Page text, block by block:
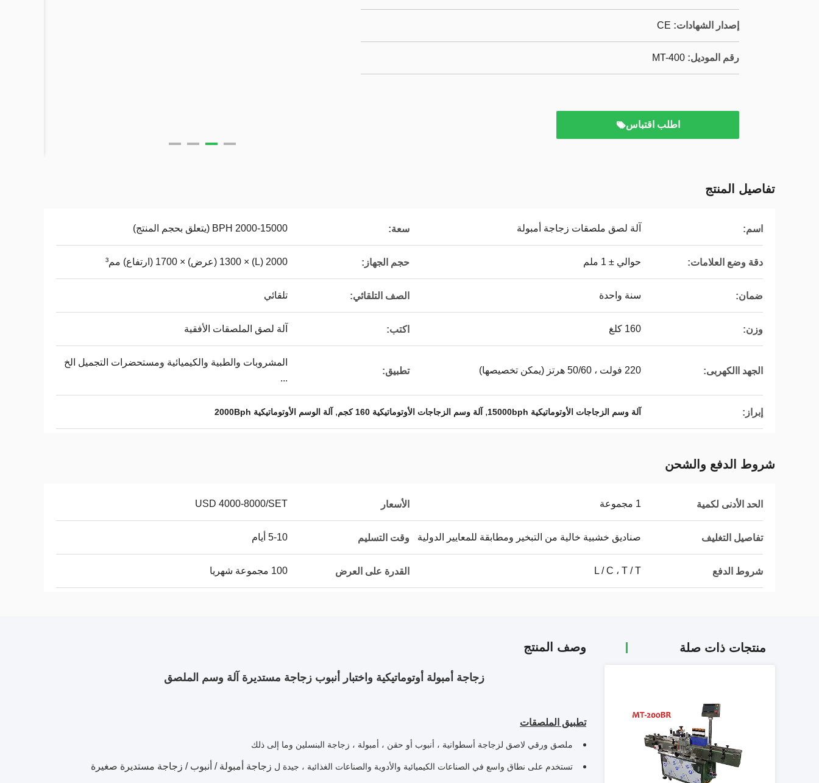
إصدار الشهادات: CE
رقم الموديل: MT-400
اطلب اقتباس
تفاصيل المنتج
اسم: آلة لصق ملصقات زجاجة أمبولة سعة: 2000-15000 BPH (يتعلق بحجم المنتج)
دقة وضع العلامات: حوالي ± 1 ملم حجم الجهاز: 2000 (L) × 1300 (عرض) × 1700 (ارتفاع) مم³
ضمان: سنة واحدة الصف التلقائي: تلقائي
وزن: 160 كلغ اكتب: آلة لصق الملصقات الأفقية
الجهد االكهربى: 220 فولت ، 50/60 هرتز (يمكن تخصيصها) تطبيق:
المشروبات والطبية والكيميائية ومستحضرات التجميل الخ
...
إبراز: آلة وسم الزجاجات الأوتوماتيكية 15000bph , آلة وسم الزجاجات الأوتوماتيكية 160 كجم , آلة الوسم الأوتوماتيكية 2000Bph
شروط الدفع والشحن
الحد الأدنى لكمية 1 مجموعة الأسعار USD 4000-8000/SET
تفاصيل التغليف صناديق خشبية خالية من التبخير ومطابقة للمعايير الدولية وقت التسليم 5-10 أيام
شروط الدفع L / C ، T / T القدرة على العرض 100 مجموعة شهريا
منتجات ذات صلة وصف المنتج
زجاجة أمبولة أوتوماتيكية واختبار أنبوب زجاجة مستديرة آلة وسم الملصق
تطبيق الملصقات
ملصق ورقي لاصق لزجاجة أسطوانية ، أنبوب أو حقن ، أمبولة ، زجاجة البنسلين وما إلى ذلك
تستخدم على نطاق واسع في الصناعات الكيميائية والأدوية والصناعات الغذائية ، جيدة ل زجاجة أمبولة / أنبوب / زجاجة مستديرة صغيرة